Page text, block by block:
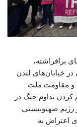
برافراشته،
خیابان‌های لندن
اشغال و مقاومت ملت
کردن تداوم جنگ در
صهیونیستی
اعتراض به